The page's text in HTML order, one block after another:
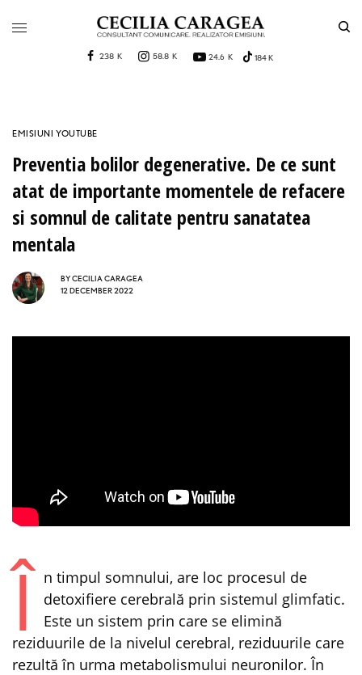
238 K 58.8 K 24.6 K 184 K
EMISIUNI YOUTUBE
Preventia bolilor degenerative. De ce sunt
atat de importante momentele de refacere
si somnul de calitate pentru sanatatea
mentala
BYCECILIA CARAGEA
12 DECEMBER 2022
Î n timpul somnului, are loc procesul de
detoxifiere cerebrală prin sistemul glimfatic.
Este un sistem prin care se elimină
reziduurile de la nivelul cerebral, reziduurile care
rezultă în urma metabolismului neuronilor. În